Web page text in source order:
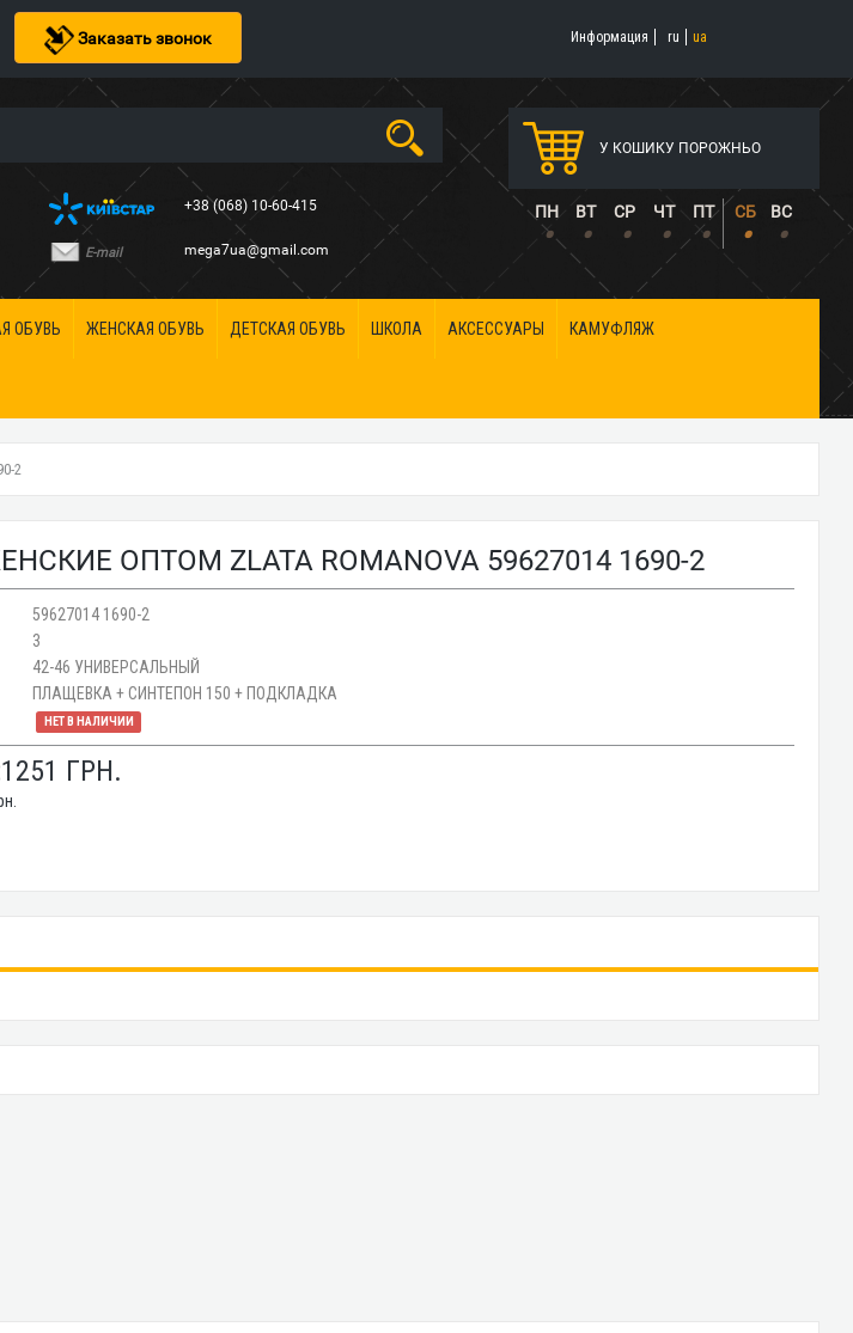
Заказать звонок Информация ru ua
+38 (068) 10-60-415
E-mail mega7ua@gmail.com
У КОШИКУ ПОРОЖНЬО
ПН ВТ СР ЧТ ПТ СБ ВС
• • • • • • •
ОБУВЬ ЖЕНСКАЯ ОБУВЬ ДЕТСКАЯ ОБУВЬ ШКОЛА АКСЕССУАРЫ КАМУФЛЯЖ
2
ОПТОМ ZLATA ROMANOVA 59627014 1690-2
59627014 1690-2
3
42-46 УНИВЕРСАЛЬНЫЙ
ПЛАЩЕВКА + СИНТЕПОН 150 + ПОДКЛАДКА
НЕТ В НАЛИЧИИ
1251 ГРН.